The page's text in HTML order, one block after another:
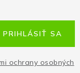
ochrany osobných
PRIHLÁSIŤ SA